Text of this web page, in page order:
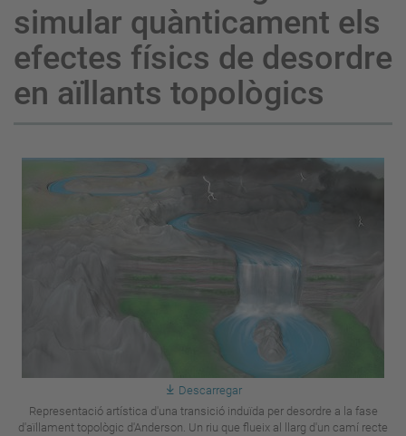
simular quànticament els
efectes físics de desordre
en aïllants topològics
Descarregar
Representació artística d'una transició induïda per desordre a la fase
d'aïllament topològic d'Anderson. Un riu que flueix al llarg d'un camí recte